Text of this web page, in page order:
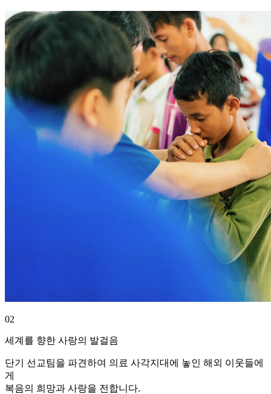
02
세계를 향한 사랑의 발걸음
단기 선교팀을 파견하여 의료 사각지대에 놓인 해외 이웃들에
게
복음의 희망과 사랑을 전합니다.